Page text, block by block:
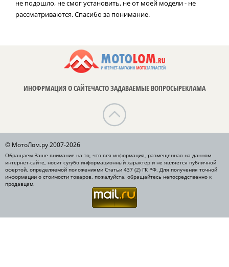
не подошло, не смог установить, не от моей модели - не
рассматриваются. Спасибо за понимание.
ИНОФРМАЦИЯ О САЙТЕЧАСТО ЗАДАВАЕМЫЕ ВОПРОСЫРЕКЛАМА
© МотоЛом.ру 2007-2026
Обращаем Ваше внимание на то, что вся информация, размещенная на данном
интернет-сайте, носит сугубо информационный характер и не является публичной
офертой, определяемой положениями Статьи 437 (2) ГК РФ. Для получения точной
информации о стоимости товаров, пожалуйста, обращайтесь непосредственно к
продавцам.